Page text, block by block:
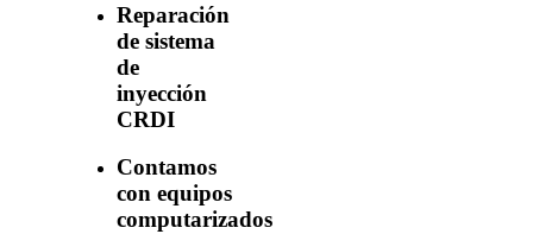
Reparación
de sistema
de
inyección
CRDI
Contamos
con equipos
computarizados